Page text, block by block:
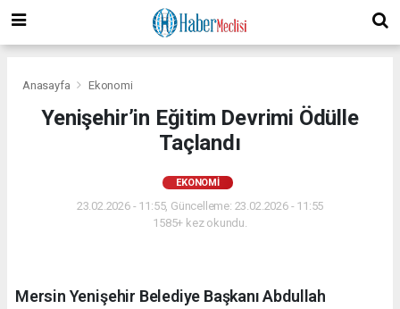
Anasayfa Ekonomi
Yenişehir’in Eğitim Devrimi Ödülle
Taçlandı
EKONOMI
23.02.2026 - 11:55, Güncelleme: 23.02.2026 - 11:55
1585+ kez okundu.
Mersin Yenişehir Belediye Başkanı Abdullah